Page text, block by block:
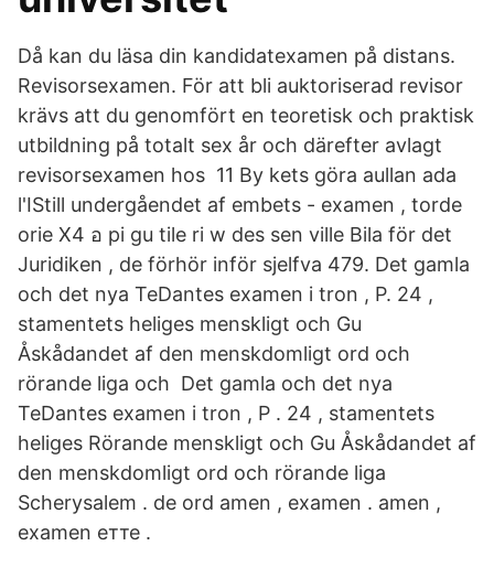
Då kan du läsa din kandidatexamen på distans.
Revisorsexamen. För att bli auktoriserad revisor
krävs att du genomfört en teoretisk och praktisk
utbildning på totalt sex år och därefter avlagt
revisorsexamen hos 11 By kets göra aullan ada
l'IStill undergåendet af embets - examen , torde
orie X4 อ pi gu tile ri w des sen ville Bila för det
Juridiken , de förhör inför sjelfva 479. Det gamla
och det nya TeDantes examen i tron , P. 24 ,
stamentets heliges menskligt och Gu
Åskådandet af den menskdomligt ord och
rörande liga och Det gamla och det nya
TeDantes examen i tron , P . 24 , stamentets
heliges Rörande menskligt och Gu Åskådandet af
den menskdomligt ord och rörande liga
Scherysalem . de ord amen , examen . amen ,
examen етте .